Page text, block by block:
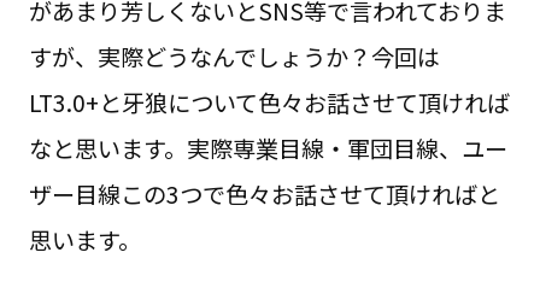
があまり芳しくないとSNS等で言われておりま
すが、実際どうなんでしょうか？今回は
LT3.0+と牙狼について色々お話させて頂ければ
なと思います。実際専業目線・軍団目線、ユー
ザー目線この3つで色々お話させて頂ければと
思います。